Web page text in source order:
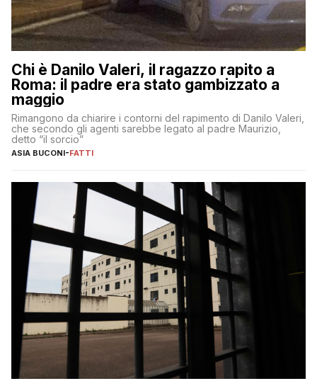
Chi è Danilo Valeri, il ragazzo rapito a
Roma: il padre era stato gambizzato a
maggio
Rimangono da chiarire i contorni del rapimento di Danilo Valeri,
che secondo gli agenti sarebbe legato al padre Maurizio,
detto “il sorcio”
ASIA BUCONI-FATTI